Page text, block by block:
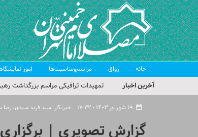
خانه رواق مراسم‌ومناسبت‌ها امور
آخرین اخبار
تمهیدات ترافیکی مراسم بزرگداشت
حجت‌الاسلام حاج علی‌اکبری؛ خطیب
مراسم بزرگداشت امام مجاهد شهید
خبرنگار: سید فربد سیدی،
گزارش تصویری |